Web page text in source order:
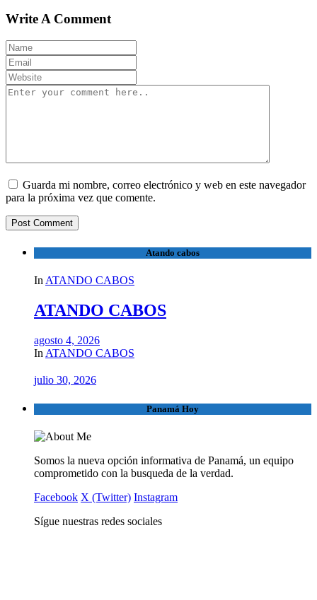
Write A Comment
Guarda mi nombre, correo electrónico y web en este navegador
para la próxima vez que comente.
Atando cabos
In ATANDO CABOS
ATANDO CABOS
agosto 4, 2026
In ATANDO CABOS
julio 30, 2026
Panamá Hoy
Somos la nueva opción informativa de Panamá, un equipo
comprometido con la busqueda de la verdad.
Facebook X (Twitter) Instagram
Sígue nuestras redes sociales